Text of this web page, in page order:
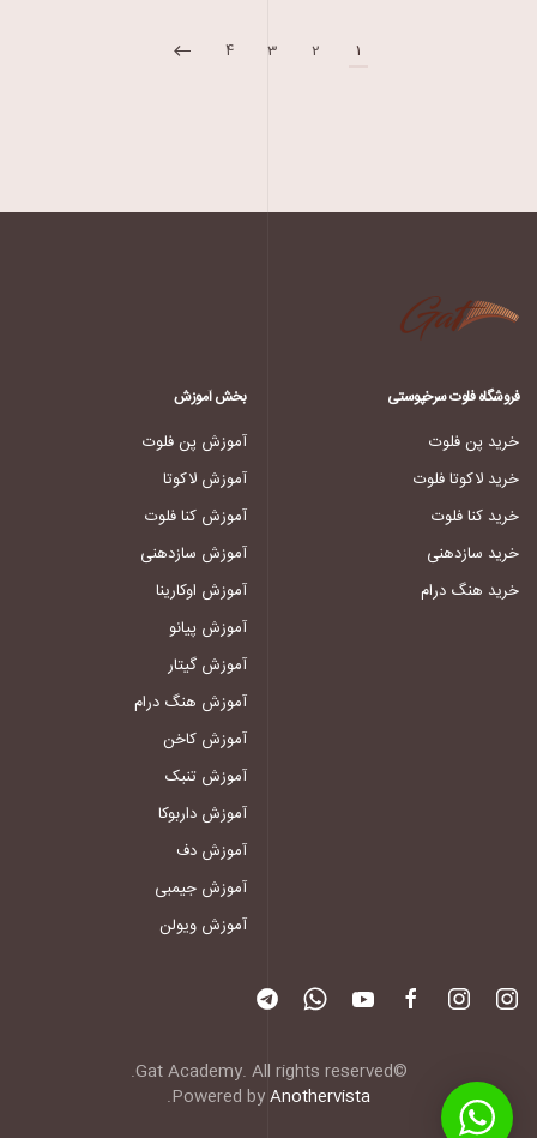
1
2
3
4
فروشگاه فلوت سرخپوستی
خرید پن فلوت
خرید لاکوتا فلوت
خرید کنا فلوت
خرید سازدهنی
خرید هنگ درام
بخش آموزش
آموزش پن فلوت
آموزش لاکوتا
آموزش کنا فلوت
آموزش سازدهنی
آموزش اوکارینا
آموزش پیانو
آموزش گیتار
آموزش هنگ درام
آموزش کاخن
آموزش تنبک
آموزش داربوکا
آموزش دف
آموزش جیمبی
آموزش ویولن
©Gat Academy. All rights reserved.
Powered byAnothervista
.